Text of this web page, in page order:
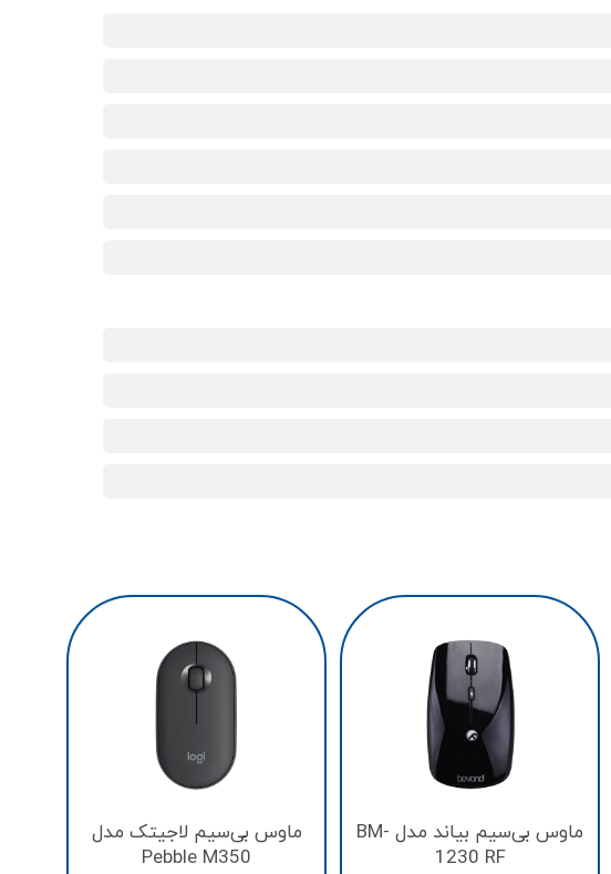
ماوس بی‌سیم بیاند مدل BM-
1230 RF
ماوس بی‌سیم لاجیتک مدل
Pebble M350